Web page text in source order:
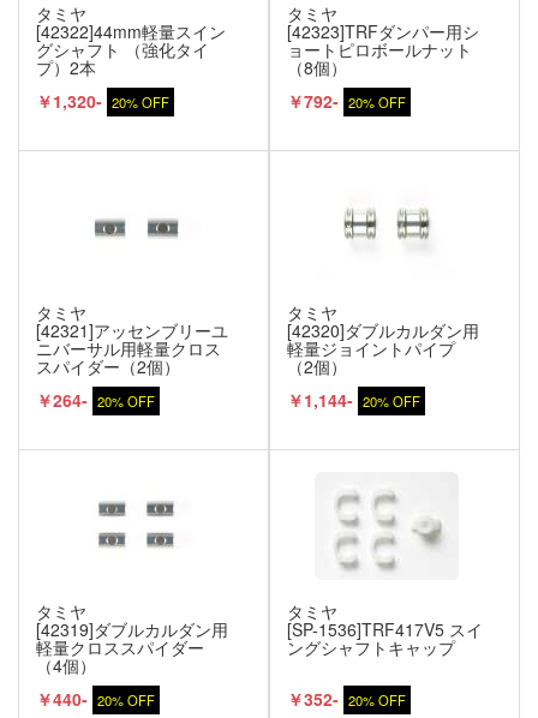
タミヤ
[42322]44mm軽量スイン
グシャフト （強化タイ
プ）2本
￥1,320- 20% OFF
タミヤ
[42323]TRFダンパー用シ
ョートピロボールナット
（8個）
￥792- 20% OFF
タミヤ
[42321]アッセンブリーユ
ニバーサル用軽量クロス
スパイダー（2個）
￥264- 20% OFF
タミヤ
[42320]ダブルカルダン用
軽量ジョイントパイプ
（2個）
￥1,144- 20% OFF
タミヤ
[42319]ダブルカルダン用
軽量クロススパイダー
（4個）
￥440- 20% OFF
タミヤ
[SP-1536]TRF417V5 スイ
ングシャフトキャップ
￥352- 20% OFF